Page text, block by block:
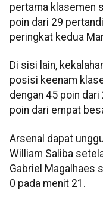
pertama klasemen
poin dari 29
peringkat kedua
Di sisi lain,
posisi keenam
dengan 45 poin
poin dari empat
Arsenal dapat
William Saliba
Gabriel Magalhaes
0 pada menit 21.